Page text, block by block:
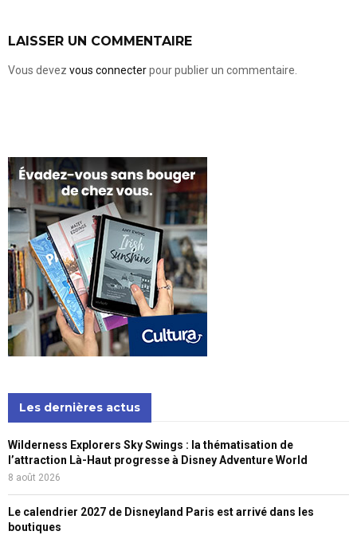
LAISSER UN COMMENTAIRE
Vous devez vous connecterpour publier un commentaire.
Les dernières actus
Wilderness Explorers Sky Swings : la thématisation de
l’attraction Là-Haut progresse à Disney Adventure World
8 août 2026
Le calendrier 2027 de Disneyland Paris est arrivé dans les
boutiques